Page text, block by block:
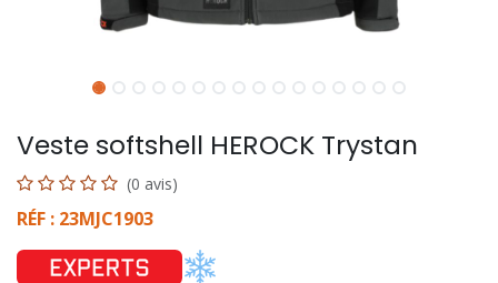
Veste softshell HEROCK Trystan
(0 avis)
RÉF : 23MJC1903